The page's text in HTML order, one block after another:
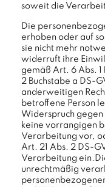
soweit die
Die
erhoben oder auf
sie nicht mehr
widerruft ihre
gemäß Art. 6 Abs. 1
2 Buchstabe a DS-
anderweitigen
betroffene Person
Widerspruch
keine vorrangigen
Verarbeitung vor,
Art. 21 Abs. 2 DS-
Verarbeitung
unrechtmäßig